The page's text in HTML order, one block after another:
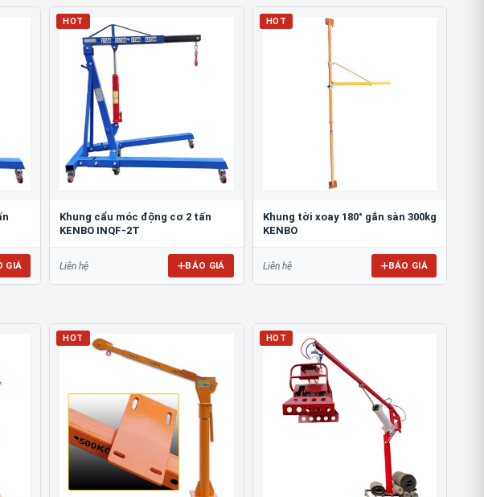
GIÁ
HOT
Khung cẩu móc động cơ 2 tấn
KENBO INQF-2T
Liên hệ BÁO GIÁ
HOT
Khung tời xoay 180° gắn sàn 300kg
KENBO
Liên hệ BÁO GIÁ
HOT HOT